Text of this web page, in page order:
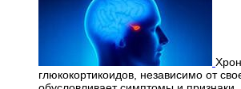
глюкокортикоидов, независимо от